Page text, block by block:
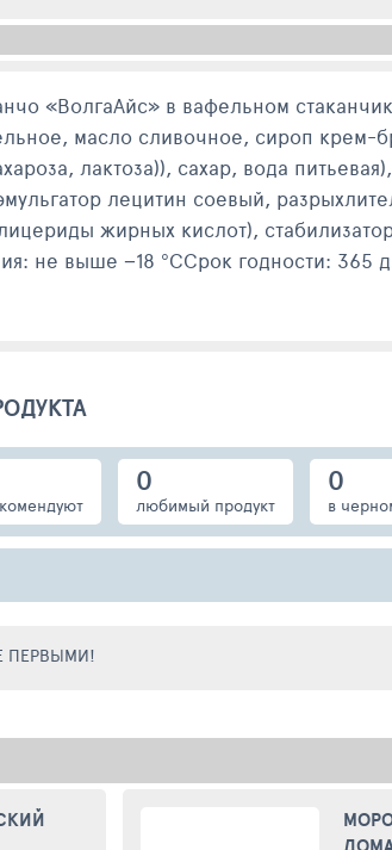
«ВолгаАйс» в вафельном
масло сливочное, сироп
лактоза)), сахар, вода
лецитин соевый,
жирных кислот),
не выше −18 °CСрок годности: 365
0
любимый продукт
0
в
ПЕРВЫМИ!